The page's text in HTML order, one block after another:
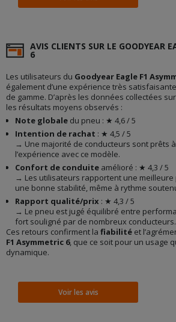
AVIS CLIENTS SUR LE GOODYEAR
6
Les utilisateurs du Goodyear Eagle F1
également d’une expérience très
de gamme. D’après les données collectées sur
les résultats moyens observés :
Note globale du pneu : ★ 4,6 / 5
Intention de rachat : ★ 4,5 / 5
→ Une majorité de conducteurs sont prêts
l’expérience avec ce modèle.
Confort de conduite amélioré : ★ 4,3 / 5
→ Les utilisateurs rapportent une
une bonne stabilité, même à rythme
Rapport qualité/prix : ★ 4,3 / 5
→ Le pneu est jugé équilibré entre
fort souligné par de nombreux conducteurs.
Ces retours confirment la fiabilité et
F1 Asymmetric 6, que ce soit pour un usage
dynamique.
Voir les avis